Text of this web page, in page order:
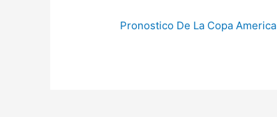
Pronostico De La Copa America